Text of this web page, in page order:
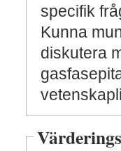
specifik
Kunna
diskutera